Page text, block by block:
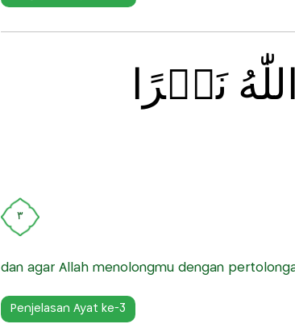
نَصۡرًا
٣
dan agar Allah menolongmu dengan
Penjelasan Ayat ke-3